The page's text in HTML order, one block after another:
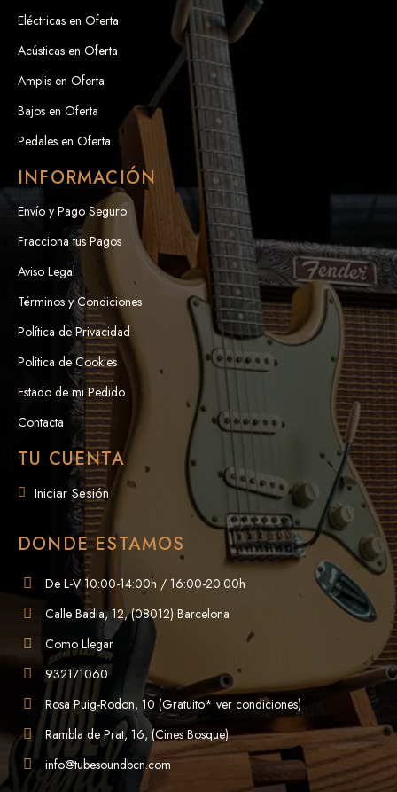
Eléctricas en Oferta
Acústicas en Oferta
Amplis en Oferta
Bajos en Oferta
Pedales en Oferta
INFORMACIÓN
Envío y Pago Seguro
Fracciona tus Pagos
Aviso Legal
Términos y Condiciones
Política de Privacidad
Política de Cookies
Estado de mi Pedido
Contacta
TU CUENTA
Iniciar Sesión
DONDE ESTAMOS
De L-V 10:00-14:00h / 16:00-20:00h
Calle Badia, 12, (08012) Barcelona
Como Llegar
932171060
Rosa Puig-Rodon, 10 (Gratuito* ver condiciones)
Rambla de Prat, 16, (Cines Bosque)
info@tubesoundbcn.com